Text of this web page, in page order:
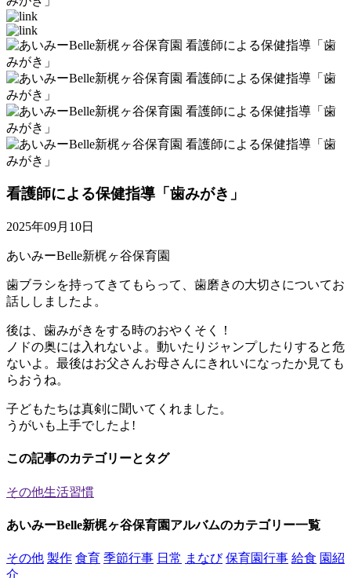
看護師による保健指導「歯みがき」
2025年09月10日
あいみーBelle新梶ヶ谷保育園
歯ブラシを持ってきてもらって、歯磨きの大切さについてお
話ししましたよ。
後は、歯みがきをする時のおやくそく！
ノドの奥には入れないよ。動いたりジャンプしたりすると危
ないよ。最後はお父さんお母さんにきれいになったか見ても
らおうね。
子どもたちは真剣に聞いてくれました。
うがいも上手でしたよ!
この記事のカテゴリーとタグ
その他生活習慣
あいみーBelle新梶ヶ谷保育園アルバムのカテゴリー一覧
その他 製作 食育 季節行事 日常 まなび 保育園行事 給食 園紹
介